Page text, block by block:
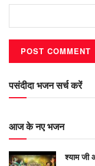
पसंदीदा भजन सर्च करें
आज के नए भजन
श्याम जी